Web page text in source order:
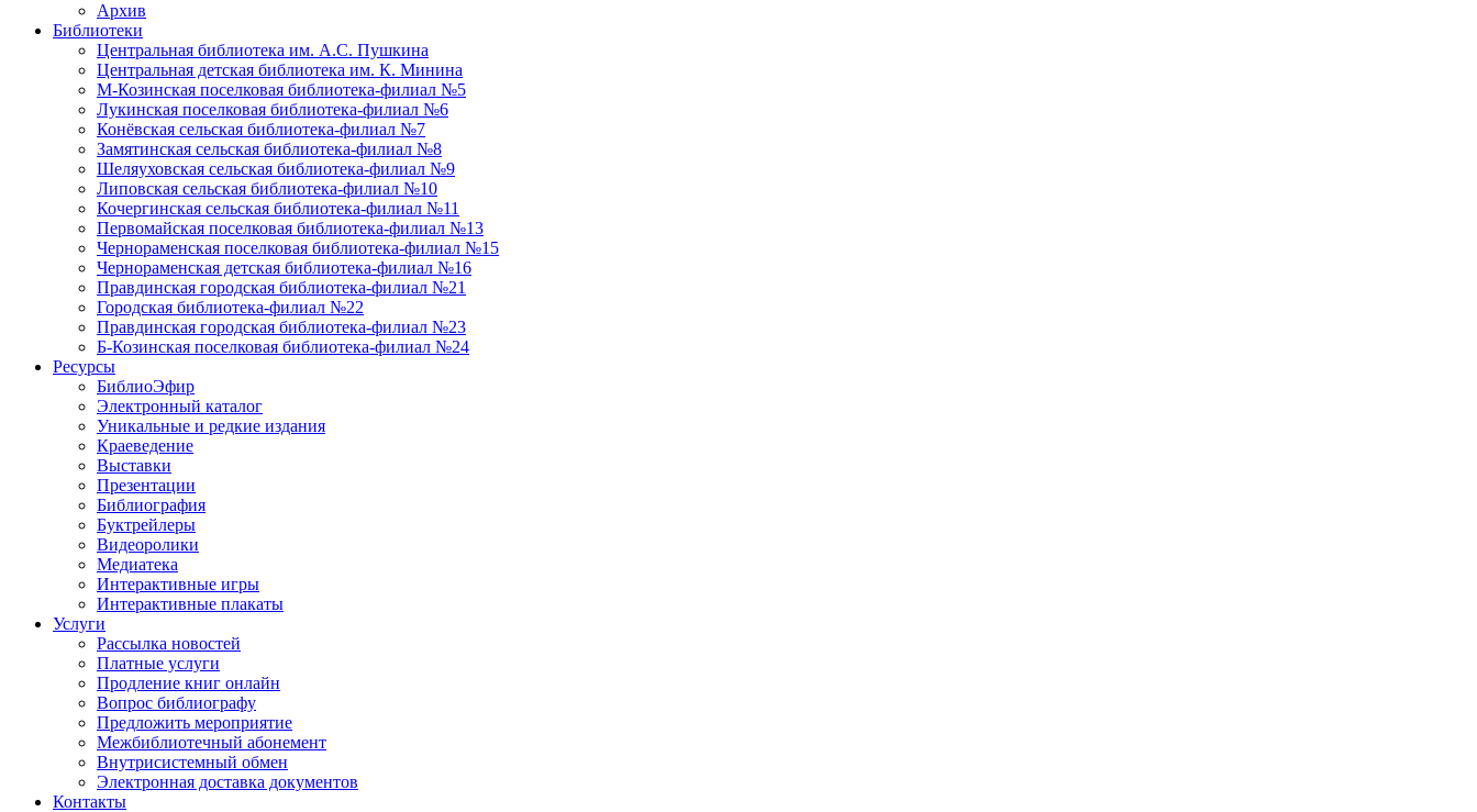
Архив
Библиотеки
Центральная библиотека им. А.С. Пушкина
Центральная детская библиотека им. К. Минина
М-Козинская поселковая библиотека-филиал №5
Лукинская поселковая библиотека-филиал №6
Конёвская сельская библиотека-филиал №7
Замятинская сельская библиотека-филиал №8
Шеляуховская сельская библиотека-филиал №9
Липовская сельская библиотека-филиал №10
Кочергинская сельская библиотека-филиал №11
Первомайская поселковая библиотека-филиал №13
Чернораменская поселковая библиотека-филиал №15
Чернораменская детская библиотека-филиал №16
Правдинская городская библиотека-филиал №21
Городская библиотека-филиал №22
Правдинская городская библиотека-филиал №23
Б-Козинская поселковая библиотека-филиал №24
Ресурсы
БиблиоЭфир
Электронный каталог
Уникальные и редкие издания
Краеведение
Выставки
Презентации
Библиография
Буктрейлеры
Видеоролики
Медиатека
Интерактивные игры
Интерактивные плакаты
Услуги
Рассылка новостей
Платные услуги
Продление книг онлайн
Вопрос библиографу
Предложить мероприятие
Межбиблиотечный абонемент
Внутрисистемный обмен
Электронная доставка документов
Контакты